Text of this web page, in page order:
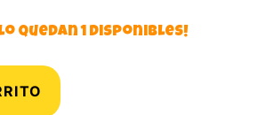
quedan 1 disponibles!